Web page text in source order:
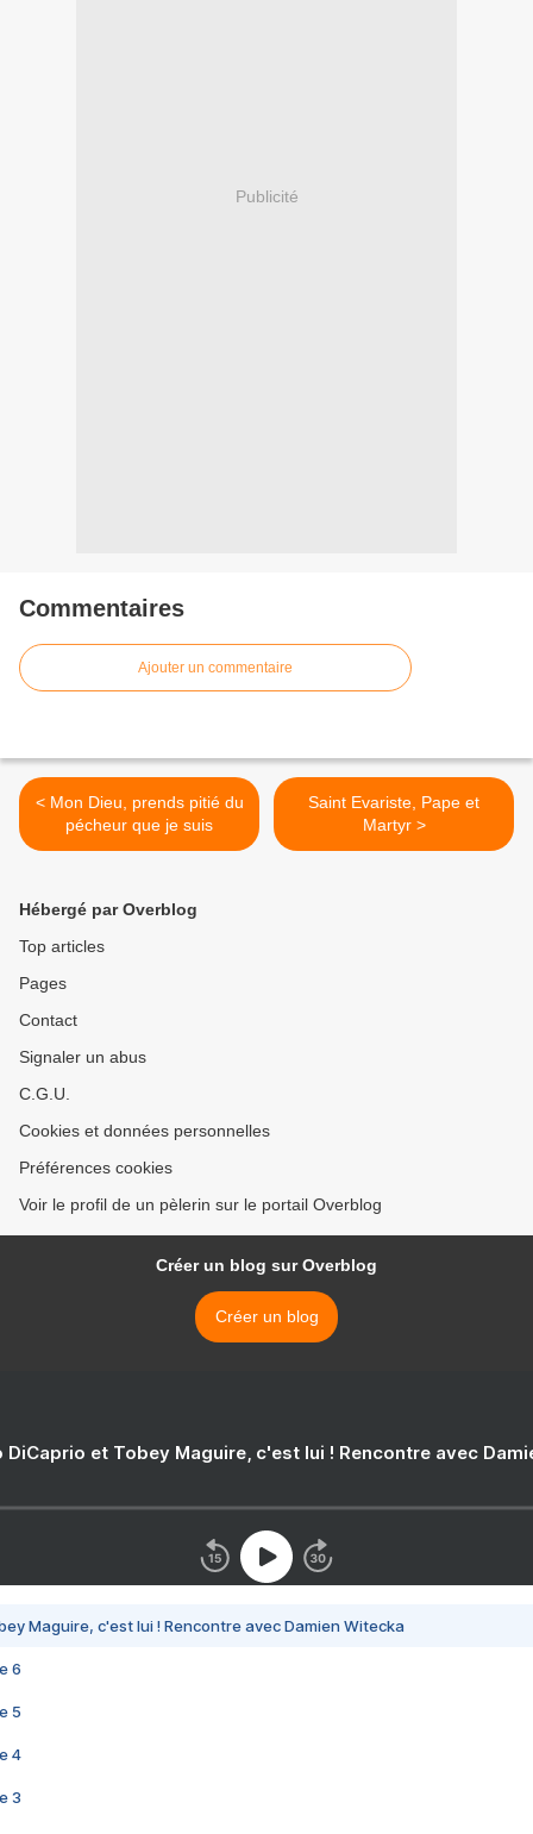
Publicité
Commentaires
Ajouter un commentaire
< Mon Dieu, prends pitié du
pécheur que je suis
Saint Evariste, Pape et
Martyr >
Hébergé par Overblog
Top articles
Pages
Contact
Signaler un abus
C.G.U.
Cookies et données personnelles
Préférences cookies
Voir le profil de un pèlerin sur le portail Overblog
Créer un blog sur Overblog
Créer un blog
DiCaprio et Tobey Maguire, c'est lui ! Rencontre avec
Maguire, c'est lui ! Rencontre avec Damien Witecka
6
5
4
3